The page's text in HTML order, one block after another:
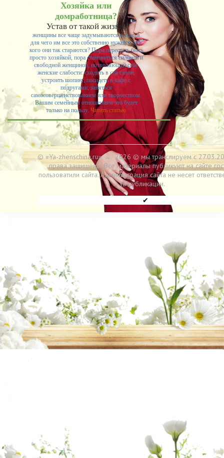
Хозяйка или
домработница?
Устав от такой жизни,
женщины все чаще задумываются о том, а
для чего им все это собственно нужно и для
кого они так стараются? Пора перестать быть
просто хозяйкой, пора становиться сильной и
свободной женщиной, позволяющей себе
женские слабости: сходить в спа салон,
устроить шопинг, посидеть в кафе с
подругами, заняться
самосовершенствованием или творчеством.
Вашим семейным отношениям это будет
только на пользу. Читать статью
© «Ya-zhenschina.ru»→ 2026 © мы транслируем с
права защищены. Все материалы публикуют на сайте
пользоватили сайта. Администрация сайта не несет
за публикации.
✔